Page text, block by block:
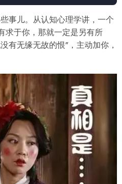
事儿。从认知心理学讲，一个
求于你，那就一定是另有所
有无缘无故的恨”，主动加你，